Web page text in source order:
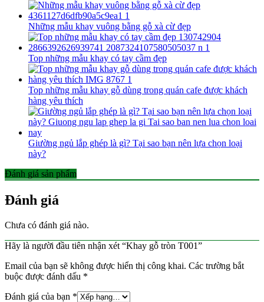
Những mẫu khay vuông bằng gỗ xà cừ đẹp
Top những mẫu khay có tay cầm đẹp
Top những mẫu khay gỗ dùng trong quán cafe được khách
hàng yêu thích
Giường ngủ lắp ghép là gì? Tại sao bạn nên lựa chọn loại
này?
Đánh giá sản phẩm
Đánh giá
Chưa có đánh giá nào.
Hãy là người đầu tiên nhận xét “Khay gỗ tròn T001”
Email của bạn sẽ không được hiển thị công khai. Các trường bắt
buộc được đánh dấu *
Đánh giá của bạn *